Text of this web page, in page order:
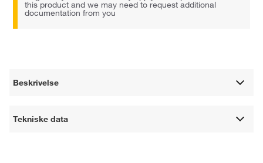
this product and we may need to request additional
documentation from you
Beskrivelse
Tekniske data